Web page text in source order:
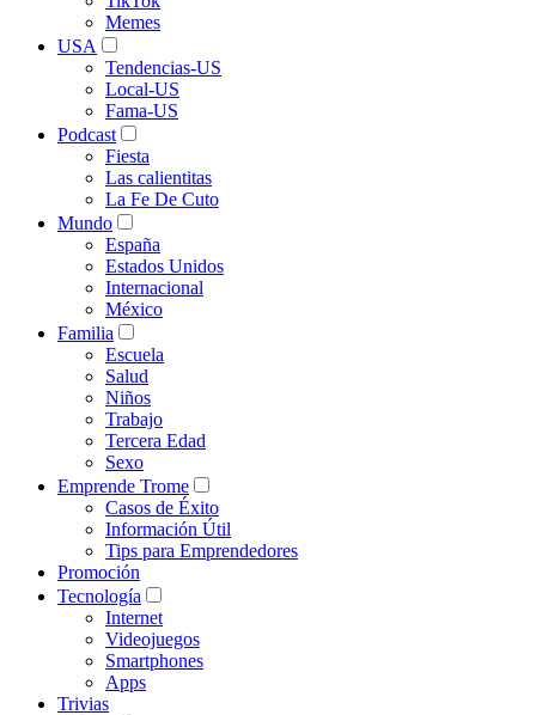
Memes
USA
Tendencias-US
Local-US
Fama-US
Podcast
Fiesta
Las calientitas
La Fe De Cuto
Mundo
España
Estados Unidos
Internacional
México
Familia
Escuela
Salud
Niños
Trabajo
Tercera Edad
Sexo
Emprende Trome
Casos de Éxito
Información Útil
Tips para Emprendedores
Promoción
Tecnología
Internet
Videojuegos
Smartphones
Apps
Trivias